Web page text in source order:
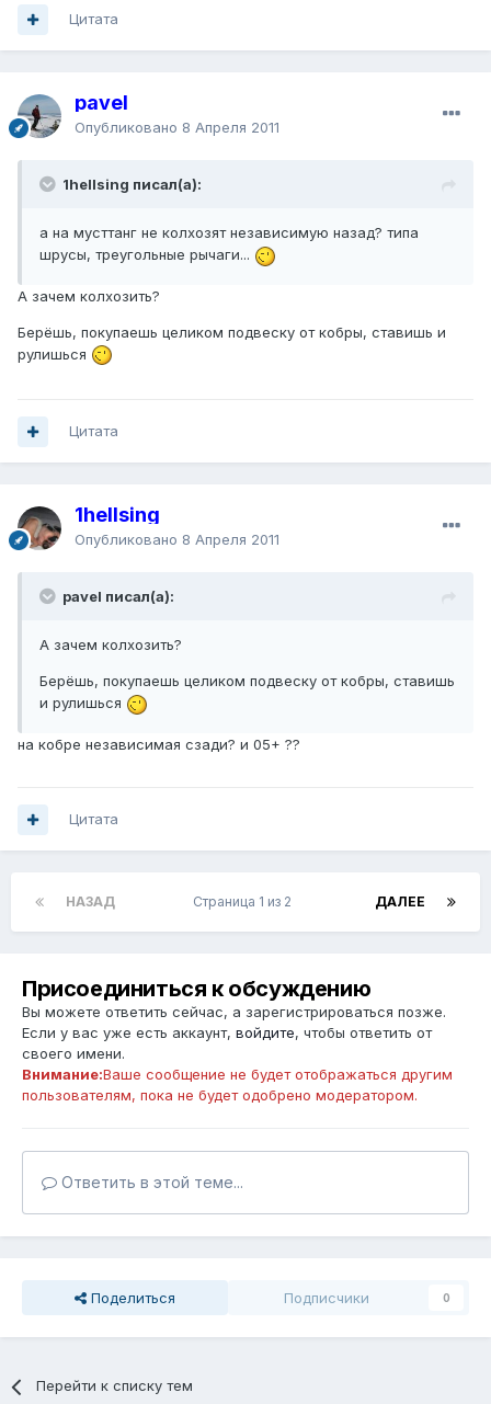
Цитата
pavel
Опубликовано 8 Апреля 2011
1hellsing писал(а):
а на мусттанг не колхозят независимую назад? типа
шрусы, треугольные рычаги...
А зачем колхозить?
Берёшь, покупаешь целиком подвеску от кобры, ставишь и
рулишься
Цитата
1hellsing
Опубликовано 8 Апреля 2011
pavel писал(а):
А зачем колхозить?
Берёшь, покупаешь целиком подвеску от кобры, ставишь
и рулишься
на кобре независимая сзади? и 05+ ??
Цитата
НАЗАД ДАЛЕЕ
Страница 1 из 2
Присоединиться к обсуждению
Вы можете ответить сейчас, а зарегистрироваться позже.
Если у вас уже есть аккаунт, войдите, чтобы ответить от
своего имени.
Внимание:Ваше сообщение не будет отображаться другим
пользователям, пока не будет одобрено модератором.
Ответить в этой теме...
Поделиться Подписчики 0
Перейти к списку тем